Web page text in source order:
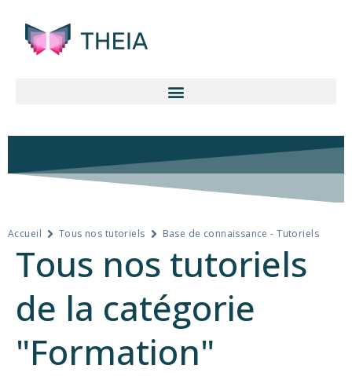
Accueil Tous nos tutoriels Base de connaissance - Tutoriels
Tous nos tutoriels
de la catégorie
"Formation"